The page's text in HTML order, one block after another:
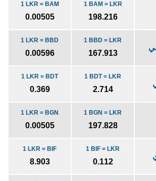
1 BAM = LKR
198.216
1 LKR = BAM
0.00505
1 BBD = LKR
167.913
1 LKR = BBD
0.00596
1 BDT = LKR
2.714
1 LKR = BDT
0.369
1 BGN = LKR
197.828
1 LKR = BGN
0.00505
1 BIF = LKR
0.112
1 LKR = BIF
8.903